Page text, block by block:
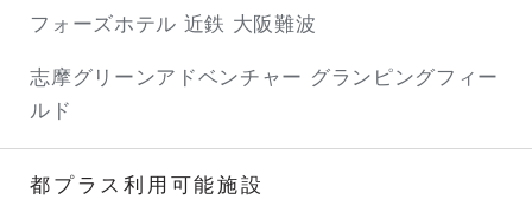
フォーズホテル 近鉄 大阪難波
志摩グリーンアドベンチャー グランピングフィー
ルド
都プラス利用可能施設